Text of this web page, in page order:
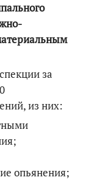
за
из них:
опьянения;